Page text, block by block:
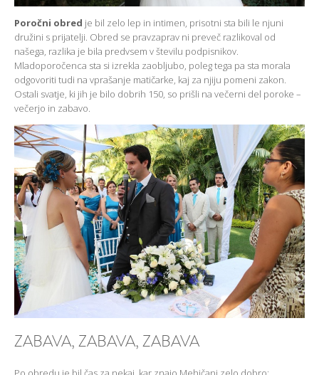
Poročni obred je bil zelo lep in intimen, prisotni sta bili le njuni
družini s prijatelji. Obred se pravzaprav ni preveč razlikoval od
našega, razlika je bila predvsem v številu podpisnikov.
Mladoporočenca sta si izrekla zaobljubo, poleg tega pa sta morala
odgovoriti tudi na vprašanje matičarke, kaj za njiju pomeni zakon.
Ostali svatje, ki jih je bilo dobrih 150, so prišli na večerni del poroke –
večerjo in zabavo.
ZABAVA, ZABAVA, ZABAVA